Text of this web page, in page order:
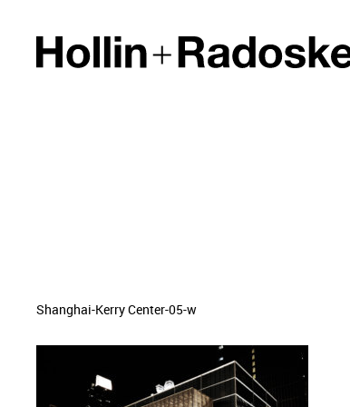
Shanghai-Kerry Center-05-w